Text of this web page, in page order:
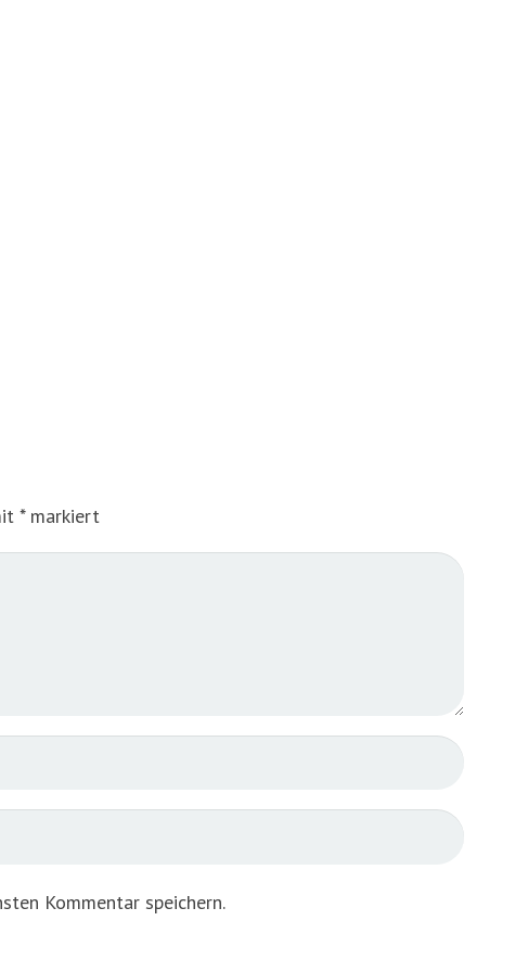
*markiert
Kommentar speichern.